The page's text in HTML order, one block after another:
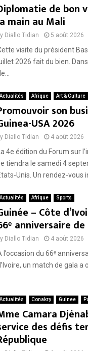
de bon
main au Mali
Diallo Tidian 5 août 2026
visite du président
2026 fait du bien.
Actualités Afrique Art & Culture
son
USA 2026
Diallo Tidian 4 août 2026
4e édition du Forum sur
tiendra le samedi 4
Unis. Un rendez-vous
Actualités Afrique Sports
– Côte
anniversaire
Diallo Tidian 4 août 2026
l’occasion du 66ᵉ
un match de gala a
Actualités Conakry Guinee
Camara
des défis